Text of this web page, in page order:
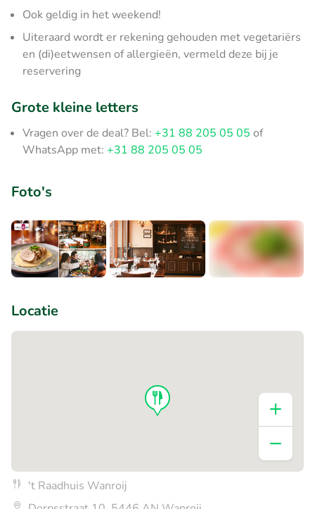
Ook geldig in het weekend!
Uiteraard wordt er rekening gehouden met vegetariërs
en (di)eetwensen of allergieën, vermeld deze bij je
reservering
Grote kleine letters
Vragen over de deal? Bel: +31 88 205 05 05 of
WhatsApp met: +31 88 205 05 05
Foto's
Locatie
't Raadhuis Wanroij